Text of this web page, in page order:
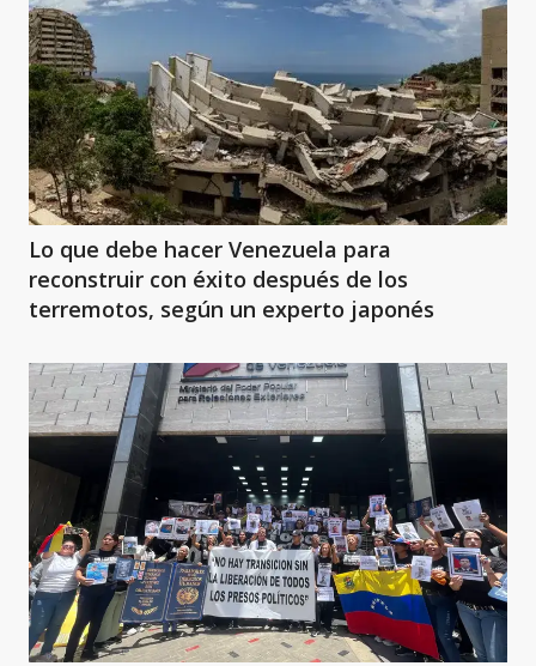
Lo que debe hacer Venezuela para
reconstruir con éxito después de los
terremotos, según un experto japonés